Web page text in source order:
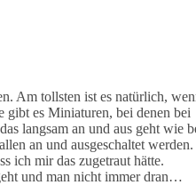
Am tollsten ist es natürlich,
gibt es Miniaturen, bei denen bei
langsam an und aus geht wie
an und ausgeschaltet werden.
ich mir das zugetraut hätte.
und man nicht immer dran…